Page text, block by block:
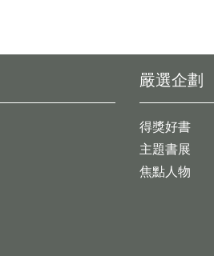
嚴選企劃
得獎好書
主題書展
焦點人物